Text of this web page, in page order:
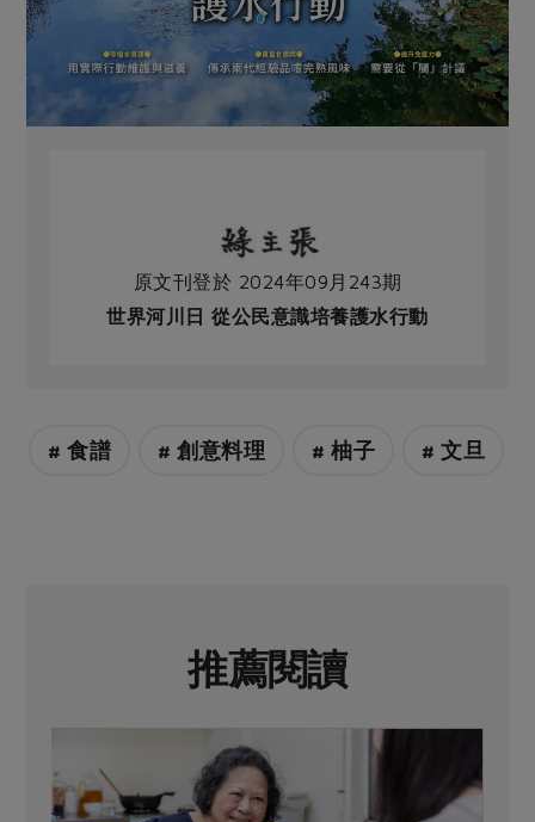
原文刊登於 2024年09月243期
世界河川日 從公民意識培養護水行動
# 食譜 # 創意料理 # 柚子 # 文旦
推薦閱讀